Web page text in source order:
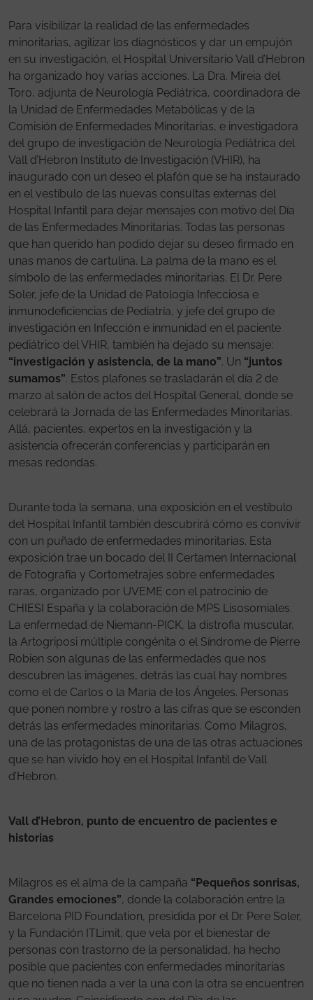
Para visibilizar la realidad de las enfermedades
minoritarias, agilizar los diagnósticos y dar un empujón
en su investigación, el Hospital Universitario Vall d’Hebron
ha organizado hoy varias acciones. La Dra. Mireia del
Toro, adjunta de Neurología Pediátrica, coordinadora de
la Unidad de Enfermedades Metabólicas y de la
Comisión de Enfermedades Minoritarias, e investigadora
del grupo de investigación de Neurología Pediátrica del
Vall d’Hebron Instituto de Investigación (VHIR), ha
inaugurado con un deseo el plafón que se ha instaurado
en el vestíbulo de las nuevas consultas externas del
Hospital Infantil para dejar mensajes con motivo del Día
de las Enfermedades Minoritarias. Todas las personas
que han querido han podido dejar su deseo firmado en
unas manos de cartulina. La palma de la mano es el
símbolo de las enfermedades minoritarias. El Dr. Pere
Soler, jefe de la Unidad de Patología Infecciosa e
inmunodeficiencias de Pediatría, y jefe del grupo de
investigación en Infección e inmunidad en el paciente
pediátrico del VHIR, también ha dejado su mensaje:
“investigación y asistencia, de la mano”. Un “juntos
sumamos”. Estos plafones se trasladarán el día 2 de
marzo al salón de actos del Hospital General, donde se
celebrará la Jornada de las Enfermedades Minoritarias.
Allá, pacientes, expertos en la investigación y la
asistencia ofrecerán conferencias y participarán en
mesas redondas.
Durante toda la semana, una exposición en el vestíbulo
del Hospital Infantil también descubrirá cómo es convivir
con un puñado de enfermedades minoritarias. Esta
exposición trae un bocado del II Certamen Internacional
de Fotografía y Cortometrajes sobre enfermedades
raras, organizado por UVEME con el patrocinio de
CHIESI España y la colaboración de MPS Lisosomiales.
La enfermedad de Niemann-PICK, la distrofia muscular,
la Artogriposi múltiple congénita o el Síndrome de Pierre
Robien son algunas de las enfermedades que nos
descubren las imágenes, detrás las cual hay nombres
como el de Carlos o la María de los Ángeles. Personas
que ponen nombre y rostro a las cifras que se esconden
detrás las enfermedades minoritarias. Como Milagros,
una de las protagonistas de una de las otras actuaciones
que se han vivido hoy en el Hospital Infantil de Vall
d’Hebron.
Vall d’Hebron, punto de encuentro de pacientes e
historias
Milagros es el alma de la campaña “Pequeños sonrisas,
Grandes emociones”, donde la colaboración entre la
Barcelona PID Foundation, presidida por el Dr. Pere Soler,
y la Fundación ITLimit, que vela por el bienestar de
personas con trastorno de la personalidad, ha hecho
posible que pacientes con enfermedades minoritarias
que no tienen nada a ver la una con la otra se encuentren